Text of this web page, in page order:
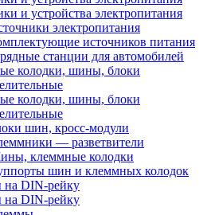
и устройства электропитания
электропитания
источников питания
станции для автомобилей
колодки, шины, блоки
колодки, шины, блоки
шин, кросс-модули
— разветвители
клеммные колодки
шин и клеммных колодок
DIN-рейку
DIN-рейку